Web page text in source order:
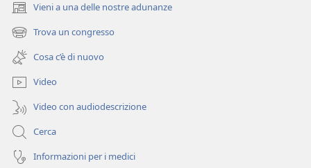
Vieni a una delle nostre adunanze
(apre
una
nuova
finestra)
Trova un congresso
(apre
una
nuova
finestra)
Cosa c’è di nuovo
Video
Video con audiodescrizione
Cerca
Informazioni per i medici